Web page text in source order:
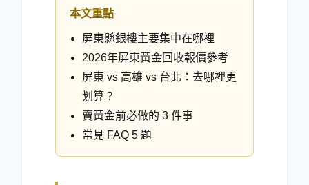
本文重點
屏東縣銀樓主要集中在哪裡
2026年屏東黃金回收報價參考
屏東 vs 高雄 vs 台北：去哪裡更
划算？
賣黃金前必做的 3 件事
常見 FAQ 5 題